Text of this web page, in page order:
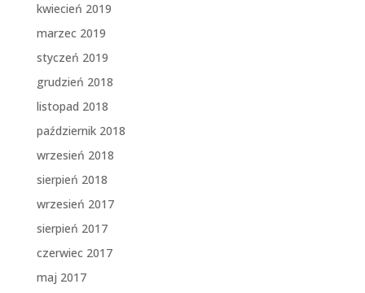
kwiecień 2019
marzec 2019
styczeń 2019
grudzień 2018
listopad 2018
październik 2018
wrzesień 2018
sierpień 2018
wrzesień 2017
sierpień 2017
czerwiec 2017
maj 2017